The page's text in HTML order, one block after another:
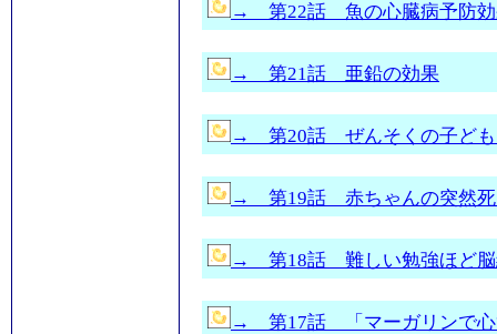
→ 第22話 魚の心臓病予防
→ 第21話 亜鉛の効果
→ 第20話 ぜんそくの子ども
→ 第19話 赤ちゃんの突然死
→ 第18話 難しい勉強ほど脳
→ 第17話 「マーガリンで心